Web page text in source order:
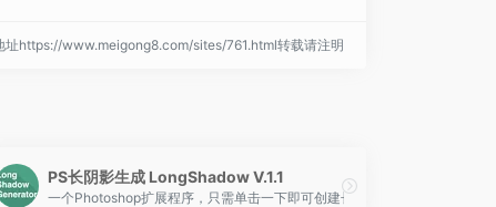
址https://www.meigong8.com/sites/761.html转载请注明
实”人脸照片，通过对庞大的真实人像数据的学习，生成出逼真的、不存在的人。
PS长阴影生成 LongShadow V.1.1
一个Photoshop扩展程序，只需单击一下即可创建长长的阴影！